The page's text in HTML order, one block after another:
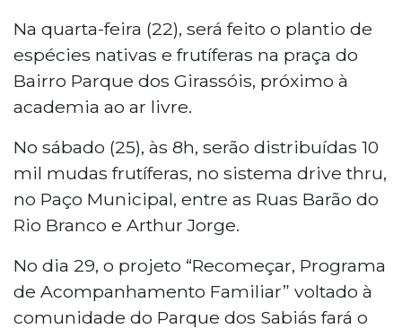
Na quarta-feira (22), será feito o plantio de
espécies nativas e frutíferas na praça do
Bairro Parque dos Girassóis, próximo à
academia ao ar livre.
No sábado (25), às 8h, serão distribuídas 10
mil mudas frutíferas, no sistema drive thru,
no Paço Municipal, entre as Ruas Barão do
Rio Branco e Arthur Jorge.
No dia 29, o projeto “Recomeçar, Programa
de Acompanhamento Familiar” voltado à
comunidade do Parque dos Sabiás fará o